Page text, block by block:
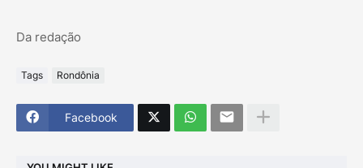
Da redação
Tags Rondônia
Facebook